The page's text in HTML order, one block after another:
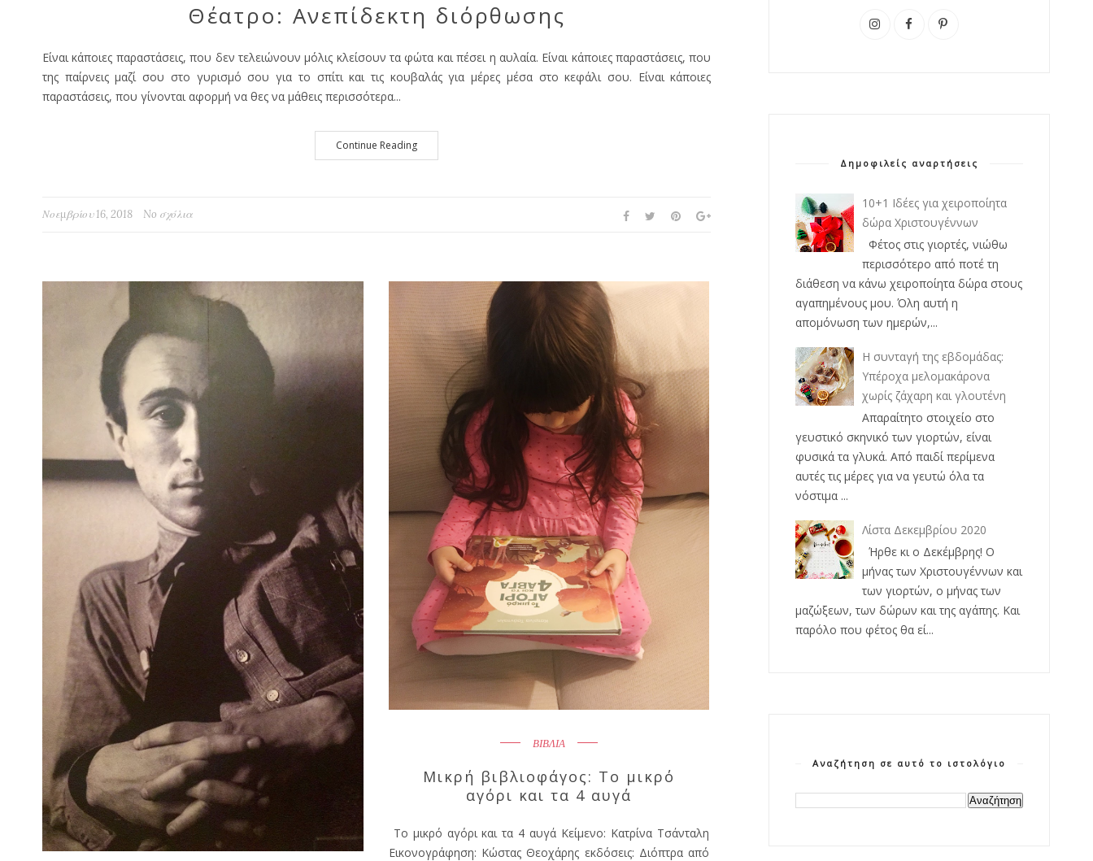
Θέατρο: Ανεπίδεκτη διόρθωσης
Είναι κάποιες παραστάσεις, που δεν τελειώνουν μόλις κλείσουν τα φώτα και πέσει η αυλαία. Είναι κάποιες παραστάσεις, που
της παίρνεις μαζί σου στο γυρισμό σου για το σπίτι και τις κουβαλάς για μέρες μέσα στο κεφάλι σου. Είναι κάποιες
παραστάσεις, που γίνονται αφορμή να θες να μάθεις περισσότερα...
Continue Reading
Νοεμβρίου 16, 2018 No σχόλια
ΒΙΒΛΙΑ
Μικρή βιβλιοφάγος: Το μικρό
αγόρι και τα 4 αυγά
Το μικρό αγόρι και τα 4 αυγά Κείμενο: Κατρίνα Τσάνταλη
Εικονογράφηση: Κώστας Θεοχάρης εκδόσεις: Διόπτρα από
Δημοφιλείς αναρτήσεις
10+1 Ιδέες για χειροποίητα
δώρα Χριστουγέννων
Φέτος στις γιορτές, νιώθω
περισσότερο από ποτέ τη
διάθεση να κάνω χειροποίητα δώρα στους
αγαπημένους μου. Όλη αυτή η
απομόνωση των ημερών,...
Η συνταγή της εβδομάδας:
Υπέροχα μελομακάρονα
χωρίς ζάχαρη και γλουτένη
Απαραίτητο στοιχείο στο
γευστικό σκηνικό των γιορτών, είναι
φυσικά τα γλυκά. Από παιδί περίμενα
αυτές τις μέρες για να γευτώ όλα τα
νόστιμα ...
Λίστα Δεκεμβρίου 2020
Ήρθε κι ο Δεκέμβρης! Ο
μήνας των Χριστουγέννων και
των γιορτών, ο μήνας των
μαζώξεων, των δώρων και της αγάπης. Και
παρόλο που φέτος θα εί...
Αναζήτηση σε αυτό το ιστολόγιο